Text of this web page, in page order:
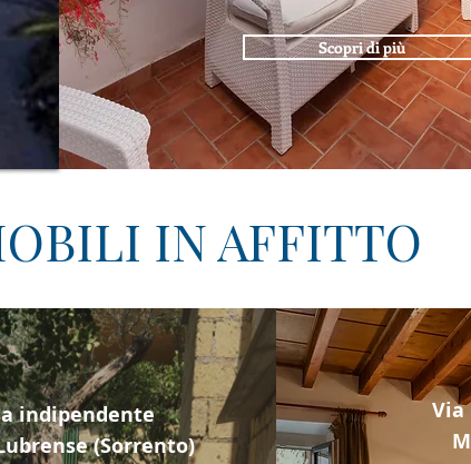
Scopri di più
IN AFFITTO
indipendente
(Sorrento)
Via